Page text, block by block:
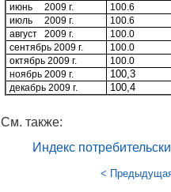
июнь
2009 г.
100.6
июль
2009 г.
100.6
август
2009 г.
100.0
сентябрь 2009 г.
100.0
октябрь 2009 г.
100.0
ноябрь 2009 г.
100,3
декабрь 2009 г. 100,4
См. также:
Индекс
<